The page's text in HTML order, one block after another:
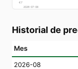
€7
2026-07-08
Historial de
Mes
2026-08